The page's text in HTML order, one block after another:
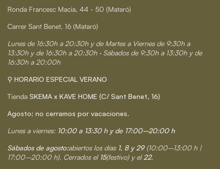
Ronda Francesc Macia, 44 - 50 (Mataró)
Carrer Sant Benet, 16 (Mataró)
Lunes de 16:30h a 20:30h y de Martes a Viernes de 9:30h a
13:30h y de 16:30h a 20:30h · Sábados de 9:30h a 13:30h y de
16:30h a 20:00h
⚲ HORARIO ESPECIAL VERANO
Tienda SKEMA x KAVE HOME (C/ Sant Benet, 16)
Agosto: no cerramos por vacaciones.
Lunes a viernes: 10:00 a 13:30 h y de 17:00–20:00 h
Sábados de agosto:abiertos los días 1, 8 y 29 (10:00–13:00 h |
17:00–20:00 h). Cerrados el 15(festivo) y el22.